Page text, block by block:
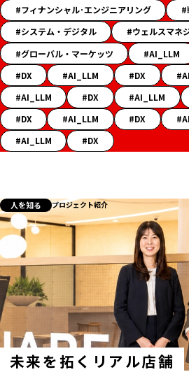
ー」
ハ
ッ
シ
ュ
タ
グ
一
覧
フィナンシャル･エンジニアリング
システム・デジタル
ウェルスマネ
グローバル・マーケッツ
AI_LLM
DX
AI_LLM DX
AI_LLM
DX AI_LLM
DX
AI_LLM DX
AI_LLM
DX
未来を拓くリアル店舗
人を知る プロジェクト紹介